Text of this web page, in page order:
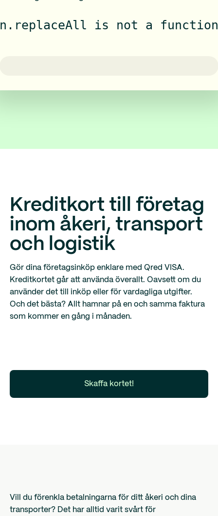
n.replaceAll is not a function
Kreditkort till företag
inom åkeri, transport
och logistik
Gör dina företagsinköp enklare med Qred VISA.
Kreditkortet går att använda överallt. Oavsett om du
använder det till inköp eller för vardagliga utgifter.
Och det bästa? Allt hamnar på en och samma faktura
som kommer en gång i månaden.
Skaffa kortet!
Vill du förenkla betalningarna för ditt åkeri och dina
transporter? Det har alltid varit svårt för